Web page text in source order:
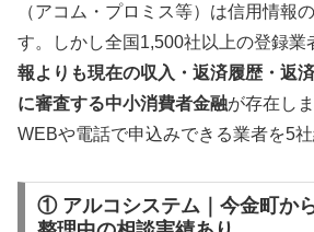
（アコム・プロミス等）は信用情報
す。しかし全国1,500社以上の登録業
報よりも現在の収入・返済履歴・返
に審査する中小消費者金融が存在し
WEBや電話で申込みできる業者を5社
① アルコシステム｜今金町か